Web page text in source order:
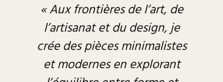
« Aux frontières de l’art, de
l’artisanat et du design, je
crée des pièces minimalistes
et modernes en explorant